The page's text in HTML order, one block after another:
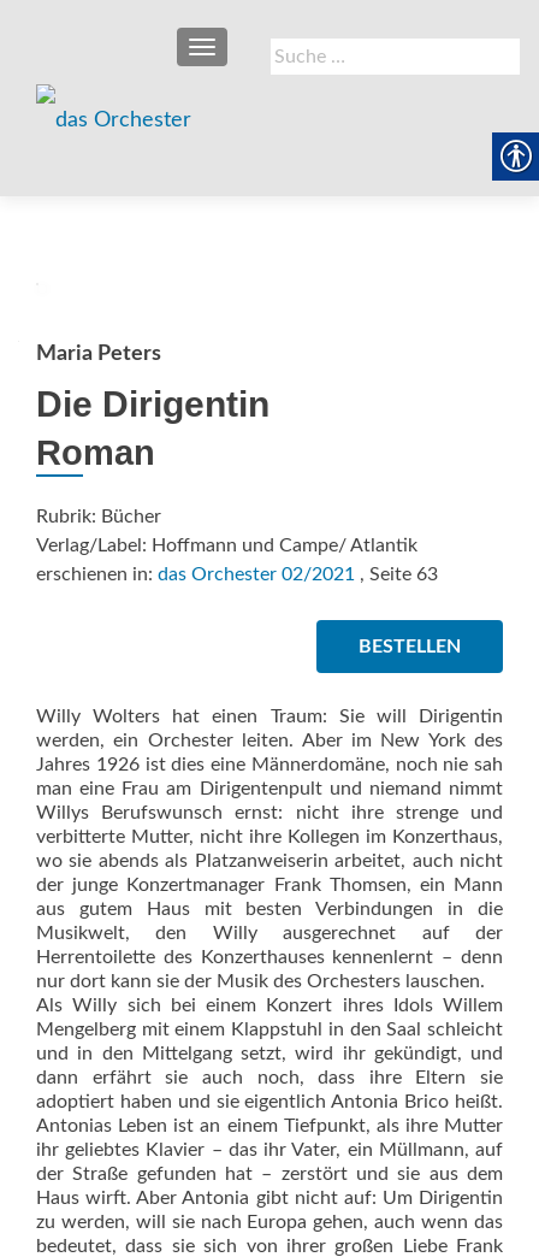
Suche
nach:
SCHALTE NAVIGATION
Maria Peters
Die Dirigentin
Roman
Rubrik: Bücher
Verlag/Label: Hoffmann und Campe/ Atlantik
erschienen in: das Orchester 02/2021 , Seite 63
BESTELLEN
Willy Wolters hat einen Traum: Sie will Dirigentin
werden, ein Orchester leiten. Aber im New York des
Jahres 1926 ist dies eine Männerdomäne, noch nie sah
man eine Frau am Dirigentenpult und niemand nimmt
Willys Berufswunsch ernst: nicht ihre strenge und
verbitterte Mutter, nicht ihre Kollegen im Konzerthaus,
wo sie abends als Platzanweiserin arbeitet, auch nicht
der junge Konzertmanager Frank Thomsen, ein Mann
aus gutem Haus mit besten Verbindungen in die
Musikwelt, den Willy ausgerechnet auf der
Herrentoilette des Konzerthauses kennenlernt – denn
nur dort kann sie der Musik des Orchesters lauschen.
Als Willy sich bei einem Konzert ihres Idols Willem
Mengelberg mit einem Klappstuhl in den Saal schleicht
und in den Mittelgang setzt, wird ihr gekündigt, und
dann erfährt sie auch noch, dass ihre Eltern sie
adoptiert haben und sie eigentlich Antonia Brico heißt.
Antonias Leben ist an einem Tiefpunkt, als ihre Mutter
ihr geliebtes Klavier – das ihr Vater, ein Müllmann, auf
der Straße gefunden hat – zerstört und sie aus dem
Haus wirft. Aber Antonia gibt nicht auf: Um Dirigentin
zu werden, will sie nach Europa gehen, auch wenn das
bedeutet, dass sie sich von ihrer großen Liebe Frank